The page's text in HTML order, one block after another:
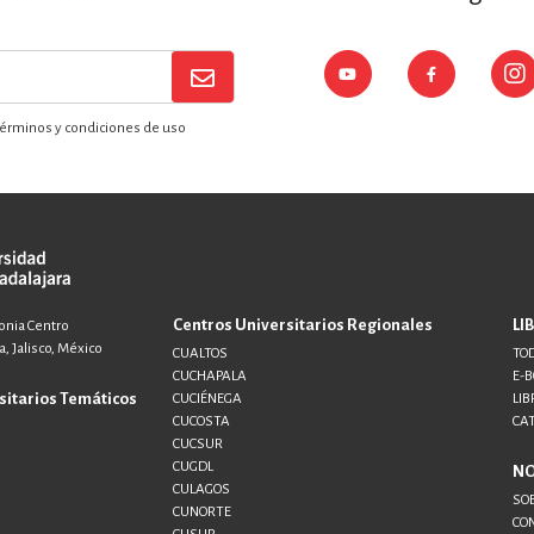
y condiciones de uso
Centro
Jalisco, México
Temáticos
Centros Universitarios Regionales
CUALTOS
CUCHAPALA
CUCIÉNEGA
CUCOSTA
CUCSUR
CUGDL
CULAGOS
CUNORTE
E-